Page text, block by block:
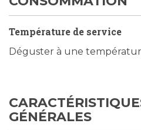
Température de service
Déguster à une
GÉNÉRALES